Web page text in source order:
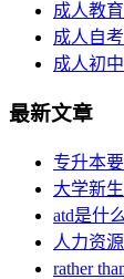
成人教
成人自
成人初
最新文章
专升本
大学新
atd是什
人力资
rather